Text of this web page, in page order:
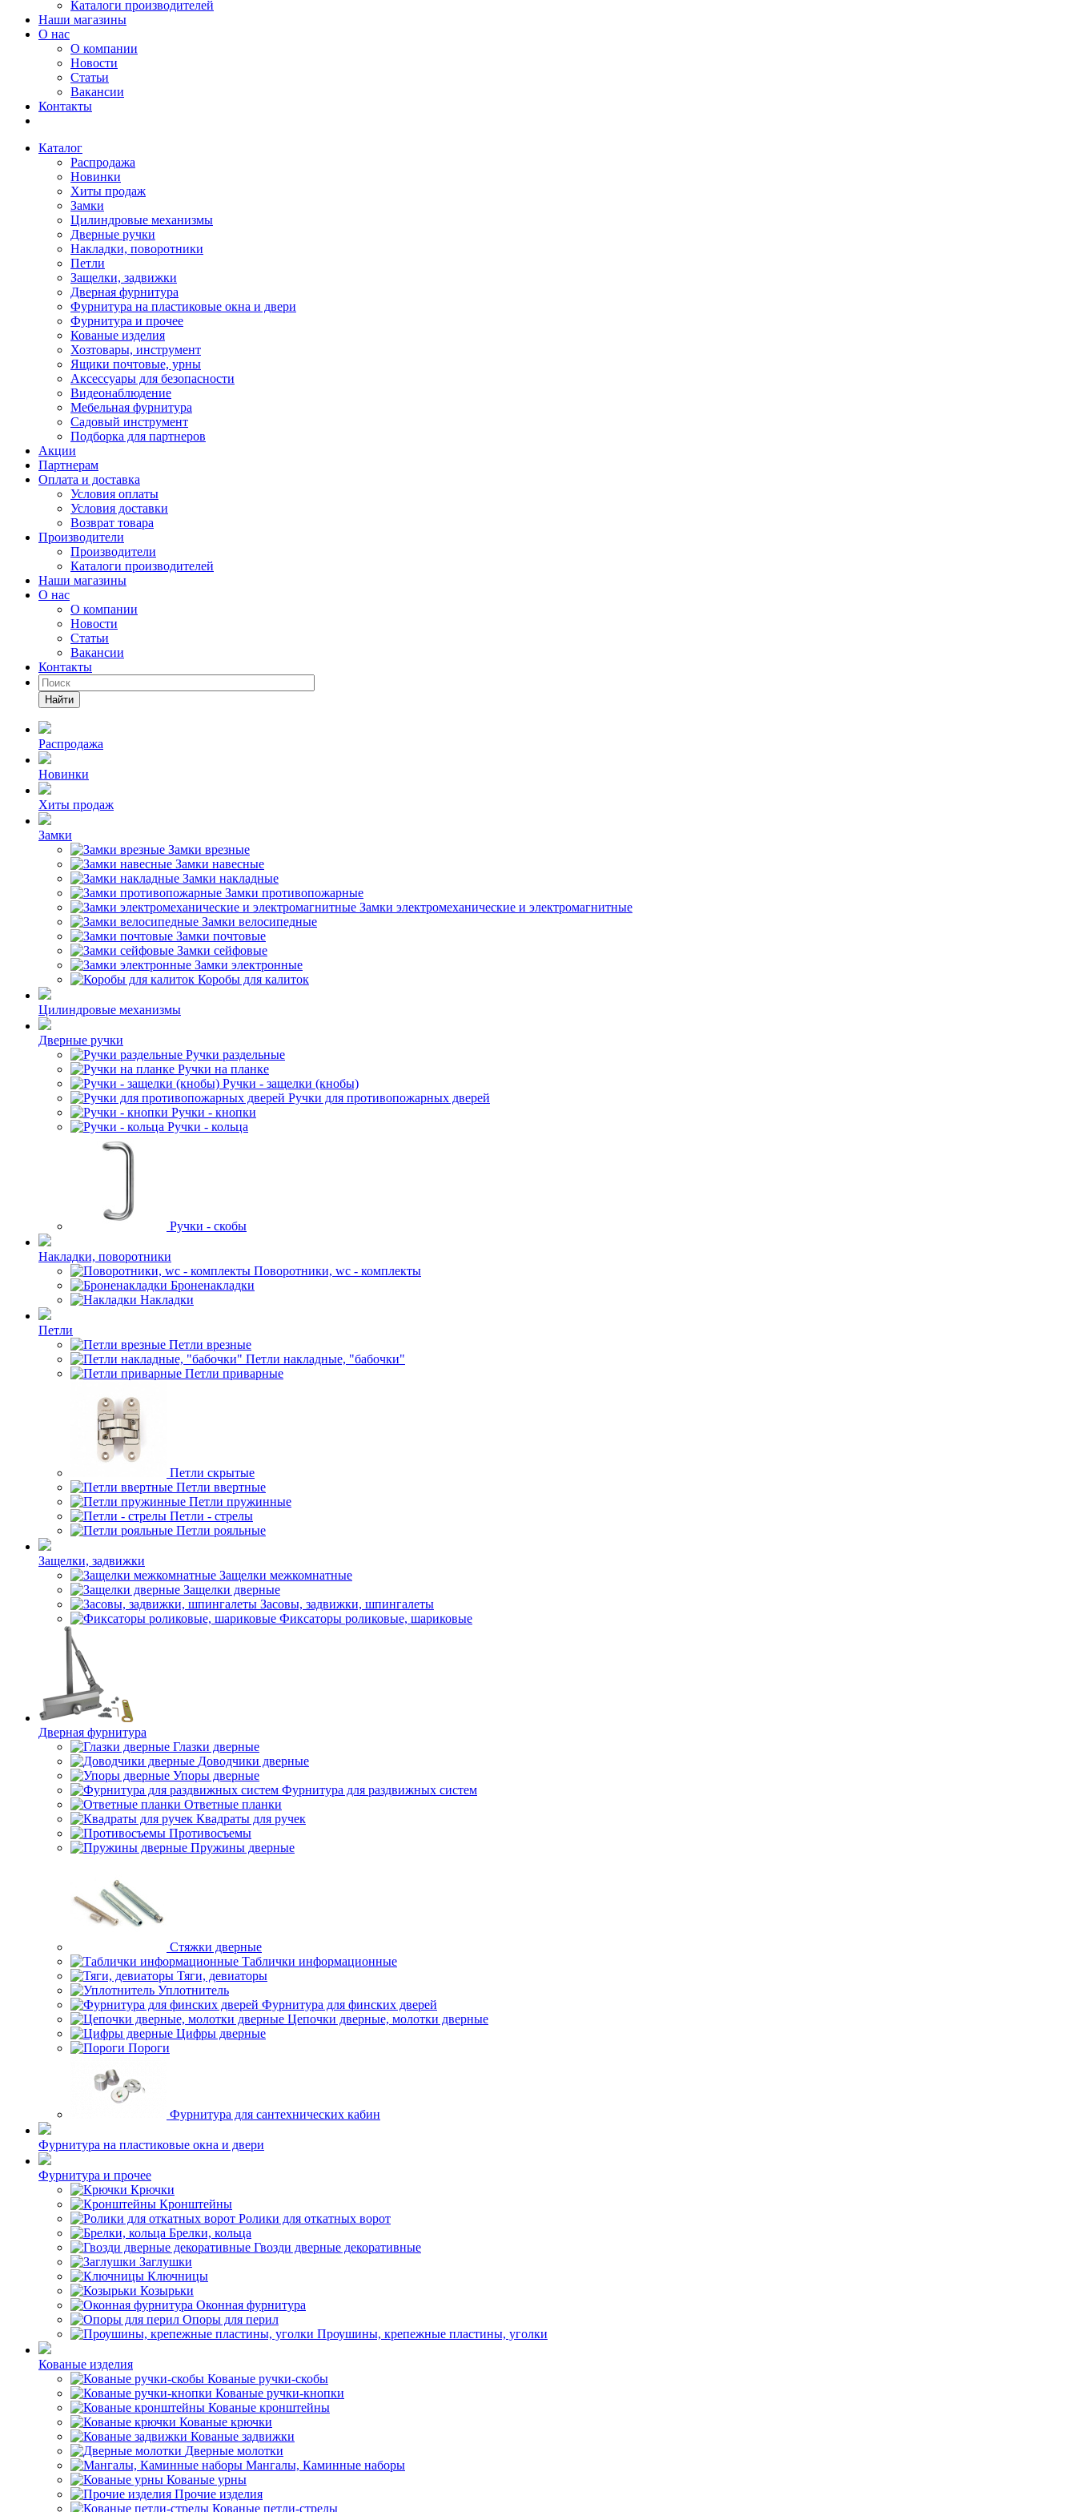
Каталоги производителей
Наши магазины
О нас
О компании
Новости
Статьи
Вакансии
Контакты
Каталог
Распродажа
Новинки
Хиты продаж
Замки
Цилиндровые механизмы
Дверные ручки
Накладки, поворотники
Петли
Защелки, задвижки
Дверная фурнитура
Фурнитура на пластиковые окна и двери
Фурнитура и прочее
Кованые изделия
Хозтовары, инструмент
Ящики почтовые, урны
Аксессуары для безопасности
Видеонаблюдение
Мебельная фурнитура
Садовый инструмент
Подборка для партнеров
Акции
Партнерам
Оплата и доставка
Условия оплаты
Условия доставки
Возврат товара
Производители
Производители
Каталоги производителей
Наши магазины
О нас
О компании
Новости
Статьи
Вакансии
Контакты
Найти
Распродажа
Новинки
Хиты продаж
Замки
Замки врезные
Замки навесные
Замки накладные
Замки противопожарные
Замки электромеханические и электромагнитные
Замки велосипедные
Замки почтовые
Замки сейфовые
Замки электронные
Коробы для калиток
Цилиндровые механизмы
Дверные ручки
Ручки раздельные
Ручки на планке
Ручки - защелки (кнобы)
Ручки для противопожарных дверей
Ручки - кнопки
Ручки - кольца
Ручки - скобы
Накладки, поворотники
Поворотники, wc - комплекты
Броненакладки
Накладки
Петли
Петли врезные
Петли накладные, "бабочки"
Петли приварные
Петли скрытые
Петли ввертные
Петли пружинные
Петли - стрелы
Петли рояльные
Защелки, задвижки
Защелки межкомнатные
Защелки дверные
Засовы, задвижки, шпингалеты
Фиксаторы роликовые, шариковые
Дверная фурнитура
Глазки дверные
Доводчики дверные
Упоры дверные
Фурнитура для раздвижных систем
Ответные планки
Квадраты для ручек
Противосъемы
Пружины дверные
Стяжки дверные
Таблички информационные
Тяги, девиаторы
Уплотнитель
Фурнитура для финских дверей
Цепочки дверные, молотки дверные
Цифры дверные
Пороги
Фурнитура для сантехнических кабин
Фурнитура на пластиковые окна и двери
Фурнитура и прочее
Крючки
Кронштейны
Ролики для откатных ворот
Брелки, кольца
Гвозди дверные декоративные
Заглушки
Ключницы
Козырьки
Оконная фурнитура
Опоры для перил
Проушины, крепежные пластины, уголки
Кованые изделия
Кованые ручки-скобы
Кованые ручки-кнопки
Кованые кронштейны
Кованые крючки
Кованые задвижки
Дверные молотки
Мангалы, Каминные наборы
Кованые урны
Прочие изделия
Кованые петли-стрелы